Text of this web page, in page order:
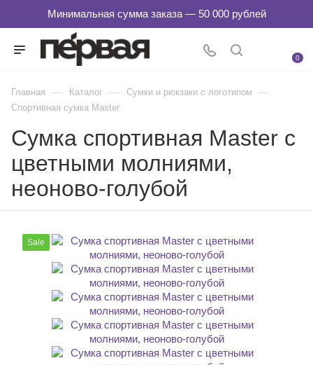
0
Главная — Каталог — Сумки и рюкзаки с логотипом —
Спортивная сумка Master
Сумка спортивная Master с
цветными молниями,
неоново-голубой
Sale